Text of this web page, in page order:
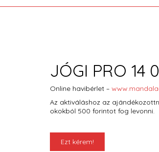
JÓGI PRO 14
Online havibérlet –
Az aktiváláshoz az
okokból 500 forintot fog levonni.
Ezt kérem!